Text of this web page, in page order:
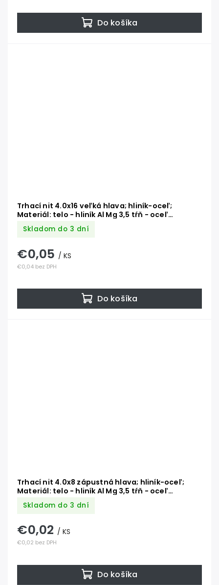
Do košíka
Trhací nit 4.0x16 veľká hlava; hliník-oceľ;
Materiál: telo - hliník Al Mg 3,5 tŕň - oceľ
pozinkovaná DIN 7337 AL/ST
Skladom do 3 dní
€0,04 bez DPH
€0,05 / KS
Do košíka
Trhací nit 4.0x8 zápustná hlava; hliník-oceľ;
Materiál: telo - hliník Al Mg 3,5 tŕň - oceľ
pozinkovaná DIN 7337 AL/ST
Skladom do 3 dní
€0,02 bez DPH
€0,02 / KS
Do košíka